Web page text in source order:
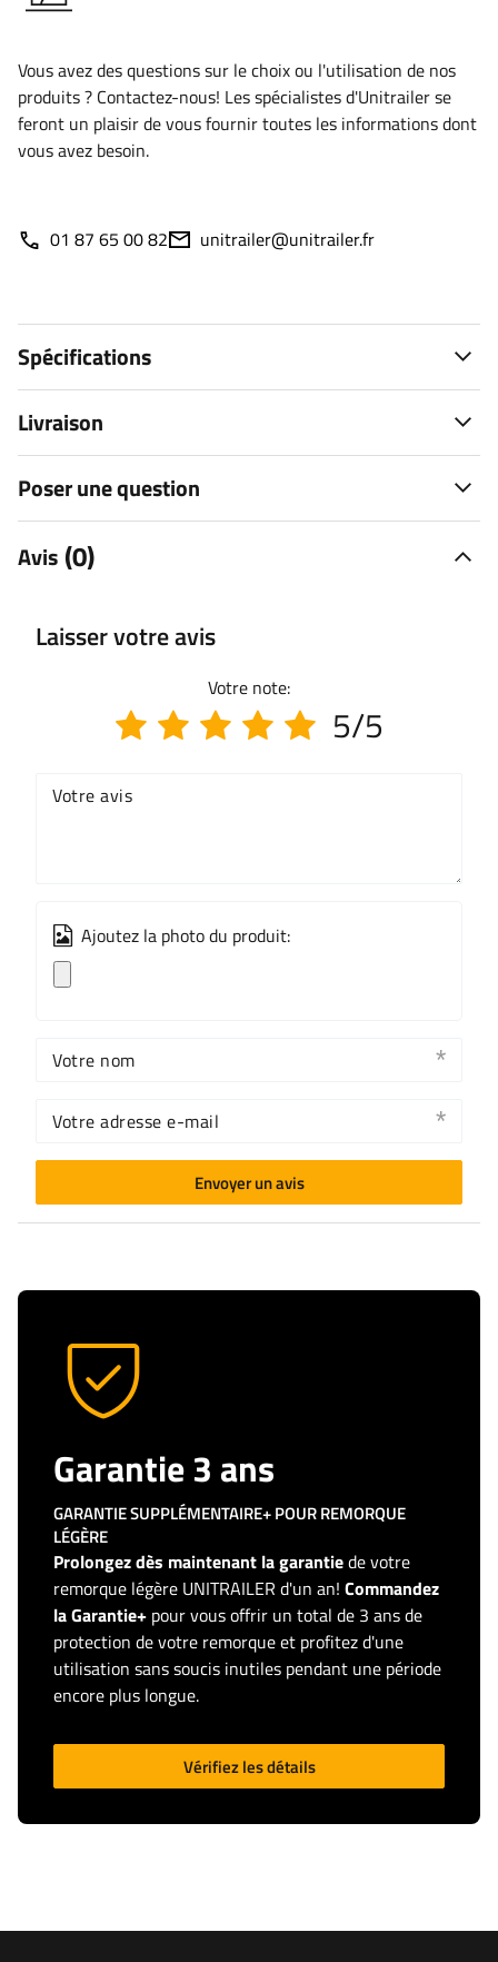
Vous avez des questions sur le choix ou l'utilisation de nos
produits ? Contactez-nous! Les spécialistes d'Unitrailer se
feront un plaisir de vous fournir toutes les informations dont
vous avez besoin.
01 87 65 00 82 unitrailer@unitrailer.fr
Spécifications
Livraison
Poser une question
Avis (0)
Laisser votre avis
Votre note:
5/5
Votre avis
Ajoutez la photo du produit:
Votre nom
Votre adresse e-mail
Envoyer un avis
Garantie 3 ans
GARANTIE SUPPLÉMENTAIRE+ POUR REMORQUE
LÉGÈRE
Prolongez dès maintenant la garantiede votre
remorque légère UNITRAILER d'un an! Commandez
la Garantie+ pour vous offrir un total de 3 ans de
protection de votre remorque et profitez d'une
utilisation sans soucis inutiles pendant une période
encore plus longue.
Vérifiez les détails